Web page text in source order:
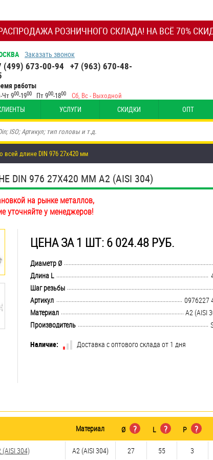
РОЗНИЧНОГО СКЛАДА! НА ВСЁ 70%
Заказать звонок
(499) 673-00-94 +7 (963) 670-48-
работы
Чт 900-1900 Пт 900-1800 Сб, Вс - Выходной
УСЛУГИ СКИДКИ ОПТ
длине DIN 976 27х420 мм
976 27Х420 ММ А2 (AISI 304)
на рынке металлов,
уточняйте у менеджеров!
ЦЕНА ЗА 1 ШТ: 6 024.48 РУБ.
Диаметр Ø
Длина L
Шаг резьбы
Артикул
0976227
Материал
А2 (AISI
Производитель
Наличие:
Доставка с оптового склада от 1 дня
Материал Ø ? L ? P ?
304)
А2 (AISI 304) 27 55 3